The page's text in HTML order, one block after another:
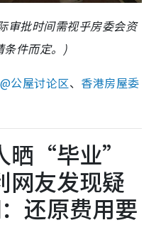
审批时间需视乎房委会资
条件而定。)
公屋讨论区、 香港房屋委
晒“毕业”
网友发现疑
还原费用要